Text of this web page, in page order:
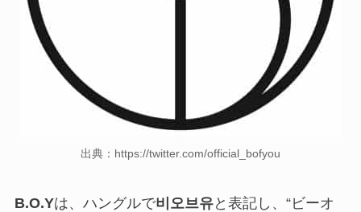
出典：https://twitter.com/official_bofyou
B.O.Yは、ハングルで비오브유と表記し、“ビーオ